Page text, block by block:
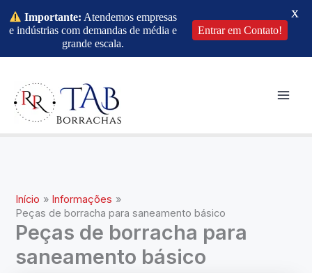
conteúdo
Início
Informações
Peças de borracha para saneamento básico
Peças de borracha para
saneamento básico
Importante: Atendemos empresas
e indústrias com demandas de média e
grande escala.
Entrar em Contato!
X